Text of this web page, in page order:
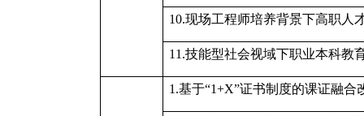
10.现场工程师培养背景下高职人
1 1.技能型社会视域下职业本科教
1.基于“1+X”证书制度的课证融